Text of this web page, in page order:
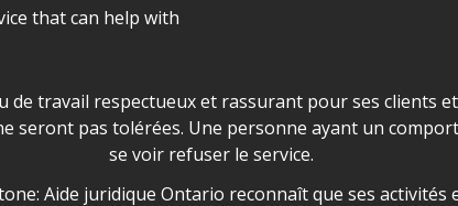
that can help with
locaux d'AJO.
travail respectueux et rassurant pour ses clients
seront pas tolérées. Une personne ayant un
se voir refuser le service.
Aide juridique Ontario reconnaît que ses activités